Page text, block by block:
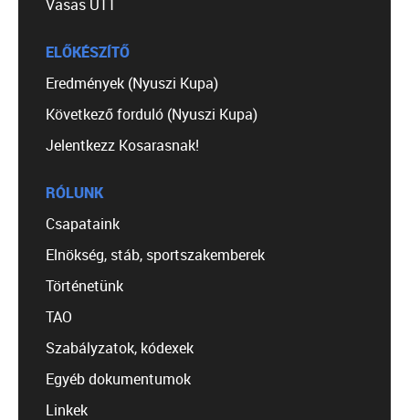
Vasas U11
ELŐKÉSZÍTŐ
Eredmények (Nyuszi Kupa)
Következő forduló (Nyuszi Kupa)
Jelentkezz Kosarasnak!
RÓLUNK
Csapataink
Elnökség, stáb, sportszakemberek
Történetünk
TAO
Szabályzatok, kódexek
Egyéb dokumentumok
Linkek